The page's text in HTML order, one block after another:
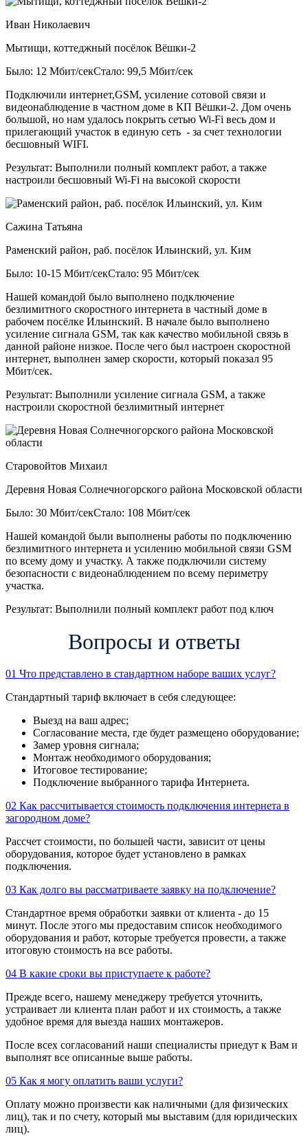
Иван Николаевич
Мытищи, коттеджный посёлок Вёшки-2
Было: 12 Мбит/секСтало: 99,5 Мбит/сек
Подключили интернет,GSM, усиление сотовой связи и
видеонаблюдение в частном доме в КП Вёшки-2. Дом очень
большой, но нам удалось покрыть сетью Wi-Fi весь дом и
прилегающий участок в единую сеть - за счет технологии
бесшовный WIFI.
Результат: Выполнили полный комплект работ, а также
настроили бесшовный Wi-Fi на высокой скорости
Сажина Татьяна
Раменский район, раб. посёлок Ильинский, ул. Ким
Было: 10-15 Мбит/секСтало: 95 Мбит/сек
Нашей командой было выполнено подключение
безлимитного скоростного интернета в частный доме в
рабочем посёлке Ильинский. В начале было выполнено
усиление сигнала GSM, так как качество мобильной связь в
данной районе низкое. После чего был настроен скоростной
интернет, выполнен замер скорости, который показал 95
Мбит/сек.
Результат: Выполнили усиление сигнала GSM, а также
настроили скоростной безлимитный интернет
Старовойтов Михаил
Деревня Новая Солнечногорского района Московской области
Было: 30 Мбит/секСтало: 108 Мбит/сек
Нашей командой были выполнены работы по подключению
безлимитного интернета и усилению мобильной связи GSM
по всему дому и участку. А также подключили систему
безопасности с видеонаблюдением по всему периметру
участка.
Результат: Выполнили полный комплект работ под ключ
Вопросы и ответы
01 Что представлено в стандартном наборе ваших услуг?
Стандартный тариф включает в себя следующее:
Выезд на ваш адрес;
Согласование места, где будет размещено оборудование;
Замер уровня сигнала;
Монтаж необходимого оборудования;
Итоговое тестирование;
Подключение выбранного тарифа Интернета.
02 Как рассчитывается стоимость подключения интернета в
загородном доме?
Рассчет стоимости, по большей части, зависит от цены
оборудования, которое будет установлено в рамках
подключения.
03 Как долго вы рассматриваете заявку на подключение?
Стандартное время обработки заявки от клиента - до 15
минут. После этого мы предоставим список необходимого
оборудования и работ, которые требуется провести, а также
итоговую стоимость на все работы.
04 В какие сроки вы приступаете к работе?
Прежде всего, нашему менеджеру требуется уточнить,
устраивает ли клиента план работ и их стоимость, а также
удобное время для выезда наших монтажеров.
После всех согласований наши специалисты приедут к Вам и
выполнят все описанные выше работы.
05 Как я могу оплатить ваши услуги?
Оплату можно произвести как наличными (для физических
лиц), так и по счету, который мы выставим (для юридических
лиц).